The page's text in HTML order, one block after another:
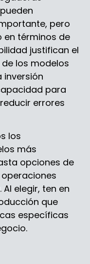
pero
en términos de
justifican el
los modelos
inversión
para
errores
los
más
opciones de
elegir, ten en
que
específicas